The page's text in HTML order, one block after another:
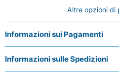
Altre opzioni di
Informazioni sui Pagamenti
Informazioni sulle Spedizioni